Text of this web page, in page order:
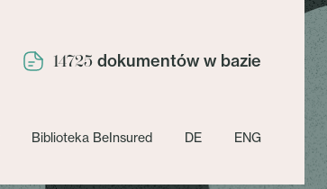
14725 dokumentów w bazie
Biblioteka BeInsured DE ENG